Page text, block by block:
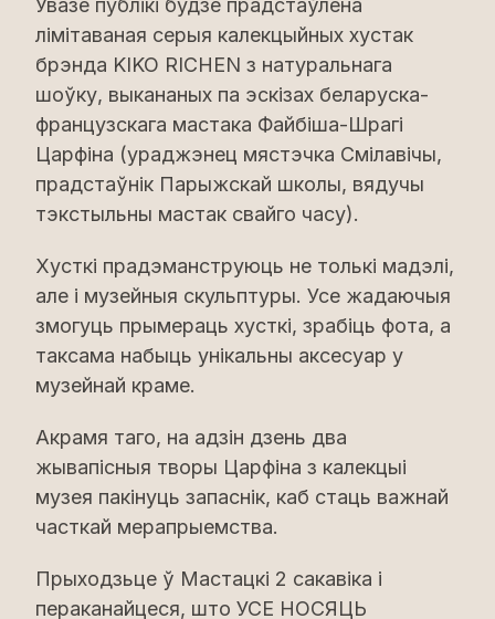
Увазе публікі будзе прадстаўлена
лімітаваная серыя калекцыйных хустак
брэнда KIKO RICHEN з натуральнага
шоўку, выкананых па эскізах беларуска-
французскага мастака Файбіша-Шрагі
Царфіна (ураджэнец мястэчка Смілавічы,
прадстаўнік Парыжскай школы, вядучы
тэкстыльны мастак свайго часу).
Хусткі прадэманструюць не толькі мадэлі,
але і музейныя скульптуры. Усе жадаючыя
змогуць прымераць хусткі, зрабіць фота, а
таксама набыць унікальны аксесуар у
музейнай краме.
Акрамя таго, на адзін дзень два
жывапісныя творы Царфіна з калекцыі
музея пакінуць запаснік, каб стаць важнай
часткай мерапрыемства.
Прыходзьце ў Мастацкі 2 сакавіка і
пераканайцеся, што УСЕ НОСЯЦЬ